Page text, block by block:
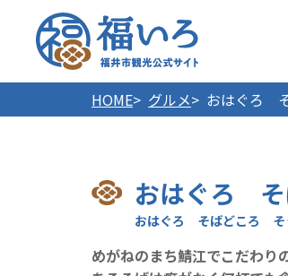
HOME グルメ おはぐろ
おはぐろ
めがねのまち鯖江でこだわり